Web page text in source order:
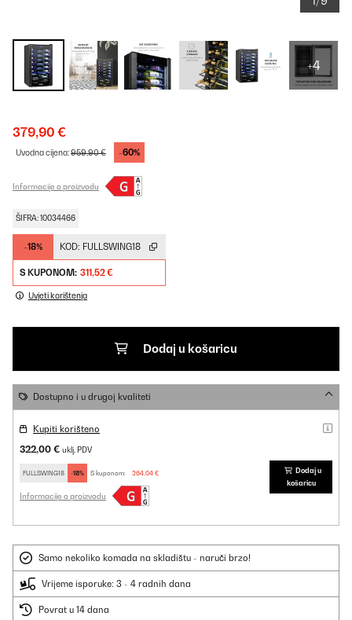
+4
379,90 €
Uvodna cijena:959,90 € -60%
Informacije o proizvodu
ŠIFRA: 10034466
-18% KOD: FULLSWING18
S KUPONOM: 311,52 €
Uvjeti korištenja
Dodaj u košaricu
Dostupno i u drugoj kvaliteti
Kupiti korišteno
322,00 € uklj. PDV
FULLSWING18 -18% S kuponom: 264,04 €
Informacije o proizvodu
Dodaj u
košaricu
Samo nekoliko komada na skladištu - naruči brzo!
Vrijeme isporuke: 3 - 4 radnih dana
Povrat u 14 dana